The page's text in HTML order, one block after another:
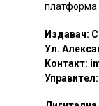
платформа
Издавач:
Ул.
Контакт: